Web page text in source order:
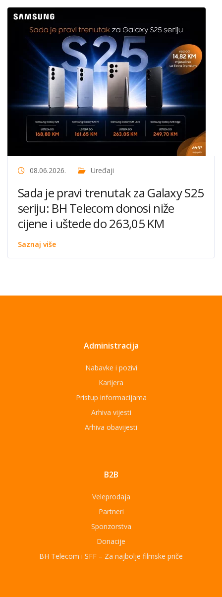
08.06.2026. Uređaji
Sada je pravi trenutak za Galaxy S25
seriju: BH Telecom donosi niže
cijene i uštede do 263,05 KM
Saznaj više
Administracija
Nabavke i pozivi
Karijera
Pristup informacijama
Arhiva vijesti
Arhiva obavijesti
B2B
Veleprodaja
Partneri
Sponzorstva
Donacije
BH Telecom i SFF – Za najbolje filmske priče